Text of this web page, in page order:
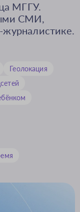
МГГУ.
СМИ,
журналистике.
Геолокация